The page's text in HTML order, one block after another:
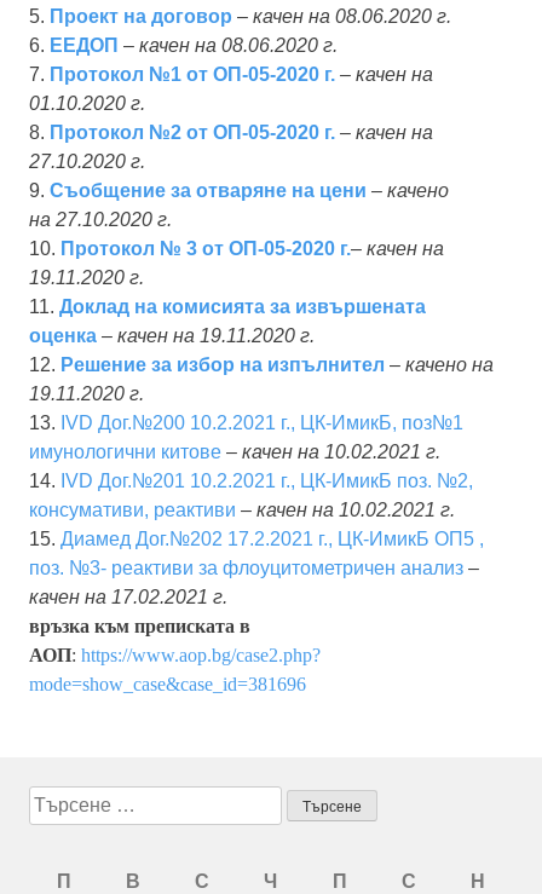
5. Проект на договор – качен на 08.06.2020 г.
6. ЕЕДОП – качен на 08.06.2020 г.
7. Протокол №1 от ОП-05-2020 г. – качен на
01.10.2020 г.
8. Протокол №2 от ОП-05-2020 г. – качен на
27.10.2020 г.
9. Съобщение за отваряне на цени – качено
на 27.10.2020 г.
10. Протокол № 3 от ОП-05-2020 г.– качен на
19.11.2020 г.
11. Доклад на комисията за извършената
оценка – качен на 19.11.2020 г.
12. Решение за избор на изпълнител – качено на
19.11.2020 г.
13. IVD Дог.№200 10.2.2021 г., ЦК-ИмикБ, поз№1
имунологични китове – качен на 10.02.2021 г.
14. IVD Дог.№201 10.2.2021 г., ЦК-ИмикБ поз. №2,
консумативи, реактиви – качен на 10.02.2021 г.
15. Диамед Дог.№202 17.2.2021 г., ЦК-ИмикБ ОП5 ,
поз. №3- реактиви за флоуцитометричен анализ –
качен на 17.02.2021 г.
връзка към преписката в
АОП: https://www.aop.bg/case2.php?
mode=show_case&case_id=381696
Търсене
за:
П В С Ч П С Н